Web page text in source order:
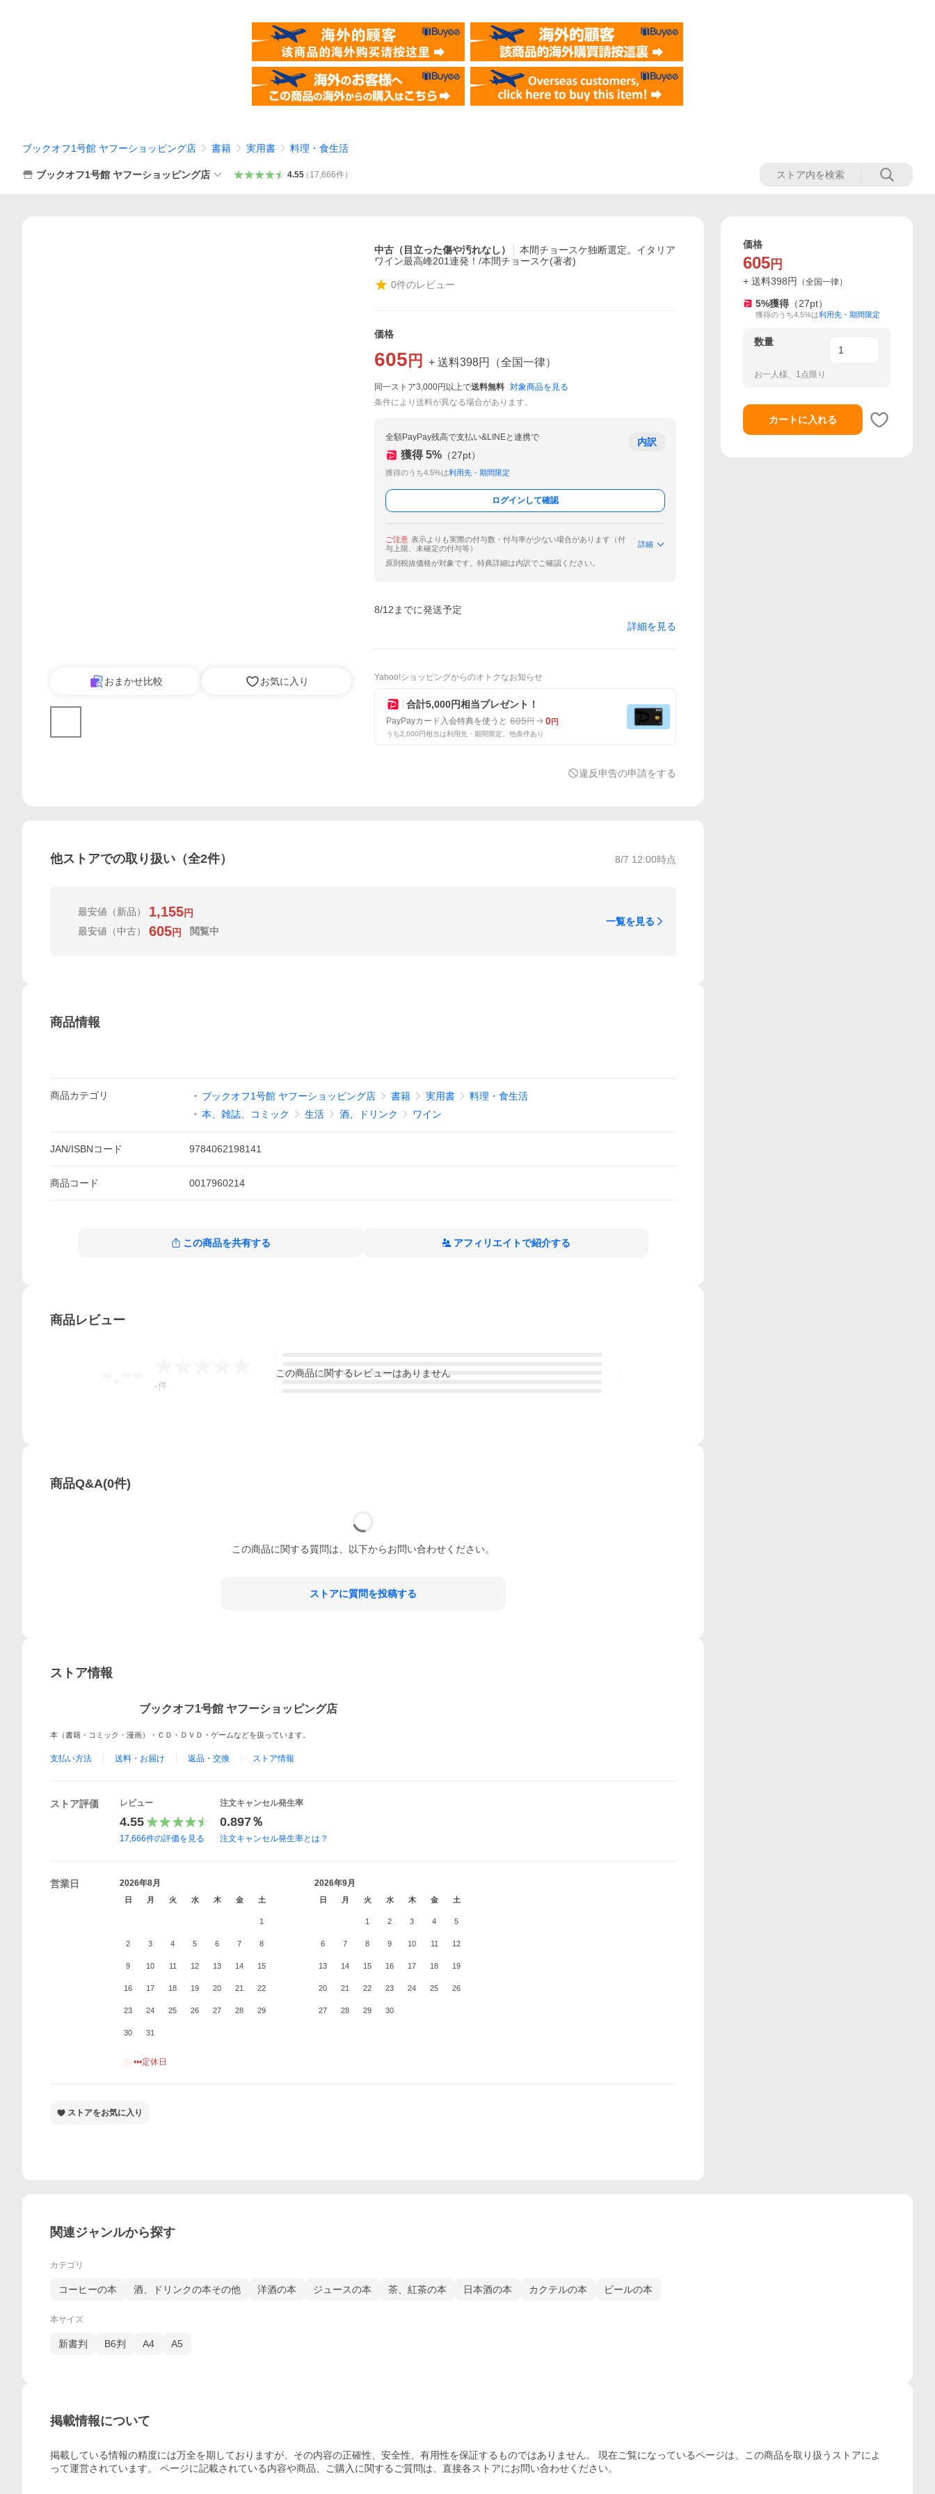
ブックオフ1号館 ヤフーショッピング店 書籍 実用書 料理・食生活
ブックオフ1号館 ヤフーショッピング店 4.55（ 17,666件）
おまかせ比較 お気に入り
中古（目立った傷や汚れなし）
本間チョースケ独断選定。イタリア
ワイン最高峰201連発！/本間チョースケ(著者)
0件のレビュー
価格
605 円 + 送料398円 （全国一律）
同一ストア3,000円以上で送料無料 対象商品を見る
条件により送料が異なる場合があります。
全額PayPay残高で支払い&LINEと連携で
獲得 5% （27pt）
獲得のうち4.5%は利用先・期間限定
内訳
ログインして確認
ご注意 表示よりも実際の付与数・付与率が少ない場合があります（付
与上限、未確定の付与等）
詳細
原則税抜価格が対象です。特典詳細は内訳でご確認ください。
8/12までに発送予定
詳細を見る
Yahoo!ショッピングからのオトクなお知らせ
合計5,000円相当プレゼント！
PayPayカード入会特典を使うと 605円 0円
うち2,000円相当は利用先・期間限定。他条件あり
違反申告の申請をする
他ストアでの取り扱い（全2件） 8/7 12:00時点
最安値 （新品） 1,155円
最安値 （中古） 605円 閲覧中
一覧を見る
商品情報
商品カテゴリ ブックオフ1号館 ヤフーショッピング店 書籍 実用書
料理・食生活
本、雑誌、コミック
生活 酒、ドリンク ワイン
JAN/ISBNコード 9784062198141
商品コード 0017960214
この商品を共有する アフィリエイトで紹介する
商品レビュー
-件
この商品に関するレビューはありません
商品Q&A(0件)
この商品に関する質問は、以下からお問い合わせください。
ストアに質問を投稿する
ストア情報
ブックオフ1号館 ヤフーショッピング店
本（書籍・コミック・漫画）・ＣＤ・ＤＶＤ・ゲームなどを扱っています。
支払い方法 送料・お届け 返品・交換 ストア情報
ストア評価 レビュー
4.55
17,666件の評価を見る
注文キャンセル発生率
0.897％
注文キャンセル発生率とは？
営業日 2026年8月
日 月 火 水 木 金 土
1
2 3 4 5 6 7 8
9 10 11 12 13 14 15
16 17 18 19 20 21 22
23 24 25 26 27 28 29
30 31
2026年9月
日 月 火 水 木 金 土
1 2 3 4 5
6 7 8 9 10 11 12
13 14 15 16 17 18 19
20 21 22 23 24 25 26
27 28 29 30
•••定休日
ストアをお気に入り
価格
605 円
+ 送料398円 （全国一律）
5%獲得 （27pt）
獲得のうち4.5%は利用先・期間限定
数量
お一人様、1点限り
カートに入れる
関連ジャンルから探す
カテゴリ
コーヒーの本 酒、ドリンクの本その他 洋酒の本 ジュースの本 茶、紅茶の本 日本酒の本 カクテルの本 ビールの本
本サイズ
新書判 B6判 A4 A5
掲載情報について
掲載している情報の精度には万全を期しておりますが、その内容の正確性、安全性、有用性を保証するものではありません。 現在ご覧になっているページは、この商品を取り扱うストアによ
って運営されています。 ページに記載されている内容や商品、ご購入 に関するご質問は、直接各ストアにお問い合わせください。